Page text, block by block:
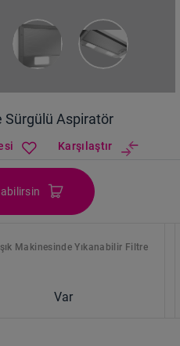
Sürgülü Aspiratör
Karşılaştır
Makinesinde Yıkanabilir Filtre
Var